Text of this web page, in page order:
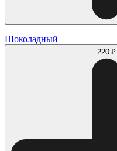
Шоколадный
220 ₽